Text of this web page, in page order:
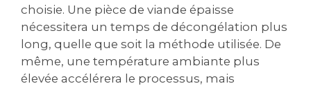
choisie. Une pièce de viande épaisse
nécessitera un temps de décongélation plus
long, quelle que soit la méthode utilisée. De
même, une température ambiante plus
élevée accélérera le processus, mais